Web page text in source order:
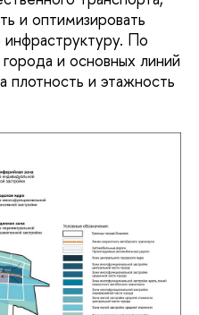
и оптимизировать
инфраструктуру. По
и основных линий
плотность и этажность